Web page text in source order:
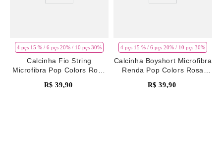
4 pçs 15 % / 6 pçs 20% / 10 pçs 30%
Calcinha Fio String
Microfibra Pop Colors Rosa
R$ 39,90
4 pçs 15 % / 6 pçs 20% / 10 pçs 30%
Calcinha Boyshort Microfibra
Renda Pop Colors Rosa
R$ 39,90